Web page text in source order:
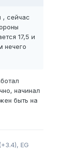
, сейчас
17,5 и
нечего
начинал
быть на
EG